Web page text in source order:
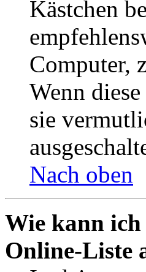
Kästchen
Computer,
Wenn
sie
Nach oben
Wie kann
Online-Liste